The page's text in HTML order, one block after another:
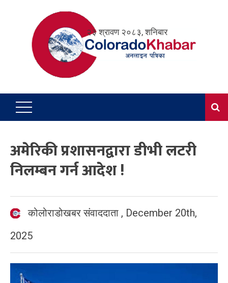
२३ श्रावण २०८३, शनिबार
अमेरिकी प्रशासनद्वारा डीभी लटरी
निलम्बन गर्न आदेश !
कोलोराडोखबर संवाददाता , December 20th,
2025